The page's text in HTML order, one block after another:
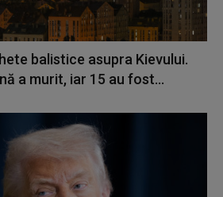
balistice asupra Kievului.
a murit, iar 15 au fost...